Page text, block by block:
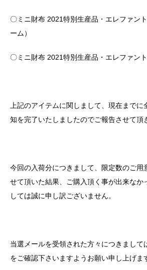
〇ミニ財布 2021特別生産品・エレファン
ーム）
〇ミニ財布 2021特別生産品・エレファン
上記のアイテムに関しまして、現在までに
知を完了いたしましたのでご報告させて頂
今回の入荷分につきまして、限定数のご用
せて頂いた結果、ご購入頂く事が出来なか
しては誠に申し訳ございません。
当選メールを受領された方々につきまして
をご確認下さいますようお願い申し上げま